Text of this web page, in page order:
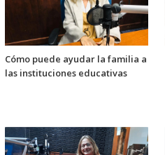
Cómo puede ayudar la familia a
las instituciones educativas